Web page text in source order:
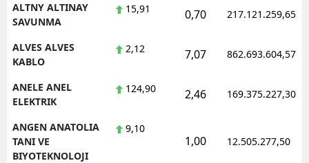
ALTNY ALTINAY
SAVUNMA
15,91 0,70 217.121.259,65
ALVES ALVES
KABLO
2,12 7,07 862.693.604,57
ANELE ANEL
ELEKTRIK
124,90 2,46 169.375.227,30
ANGEN ANATOLIA
TANI VE
BIYOTEKNOLOJI
9,10
1,00 12.505.277,50